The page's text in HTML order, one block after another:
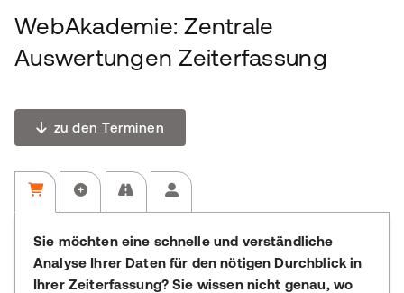
WebAkademie: Zentrale
Auswertungen Zeiterfassung
zu den Terminen
Sie möchten eine schnelle und verständliche
Analyse Ihrer Daten für den nötigen Durchblick in
Ihrer Zeiterfassung? Sie wissen nicht genau, wo